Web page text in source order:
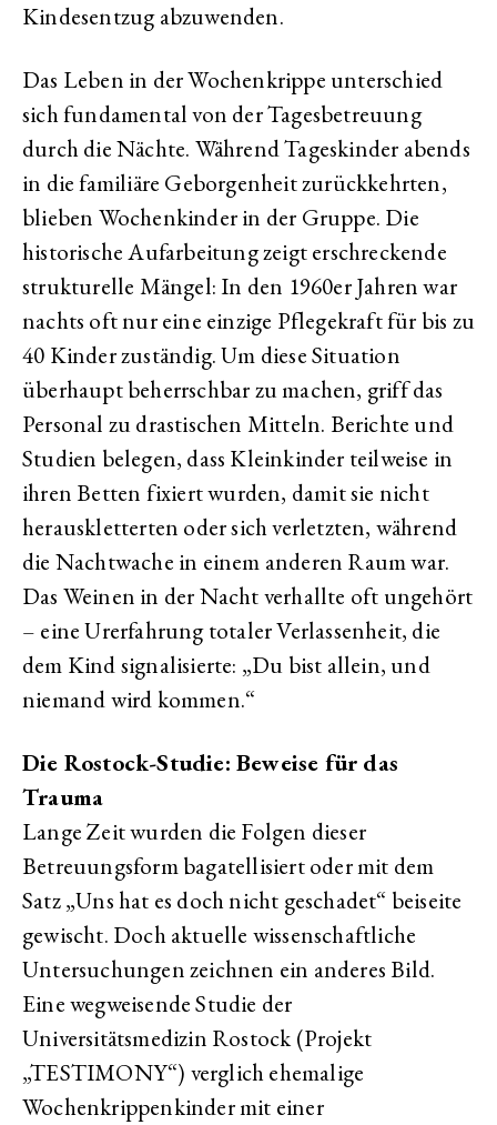
Kindesentzug abzuwenden.
Das Leben in der Wochenkrippe unterschied
sich fundamental von der Tagesbetreuung
durch die Nächte. Während Tageskinder abends
in die familiäre Geborgenheit zurückkehrten,
blieben Wochenkinder in der Gruppe. Die
historische Aufarbeitung zeigt erschreckende
strukturelle Mängel: In den 1960er Jahren war
nachts oft nur eine einzige Pflegekraft für bis zu
40 Kinder zuständig. Um diese Situation
überhaupt beherrschbar zu machen, griff das
Personal zu drastischen Mitteln. Berichte und
Studien belegen, dass Kleinkinder teilweise in
ihren Betten fixiert wurden, damit sie nicht
herauskletterten oder sich verletzten, während
die Nachtwache in einem anderen Raum war.
Das Weinen in der Nacht verhallte oft ungehört
– eine Urerfahrung totaler Verlassenheit, die
dem Kind signalisierte: „Du bist allein, und
niemand wird kommen.“
Die Rostock-Studie: Beweise für das
Trauma
Lange Zeit wurden die Folgen dieser
Betreuungsform bagatellisiert oder mit dem
Satz „Uns hat es doch nicht geschadet“ beiseite
gewischt. Doch aktuelle wissenschaftliche
Untersuchungen zeichnen ein anderes Bild.
Eine wegweisende Studie der
Universitätsmedizin Rostock (Projekt
„TESTIMONY“) verglich ehemalige
Wochenkrippenkinder mit einer